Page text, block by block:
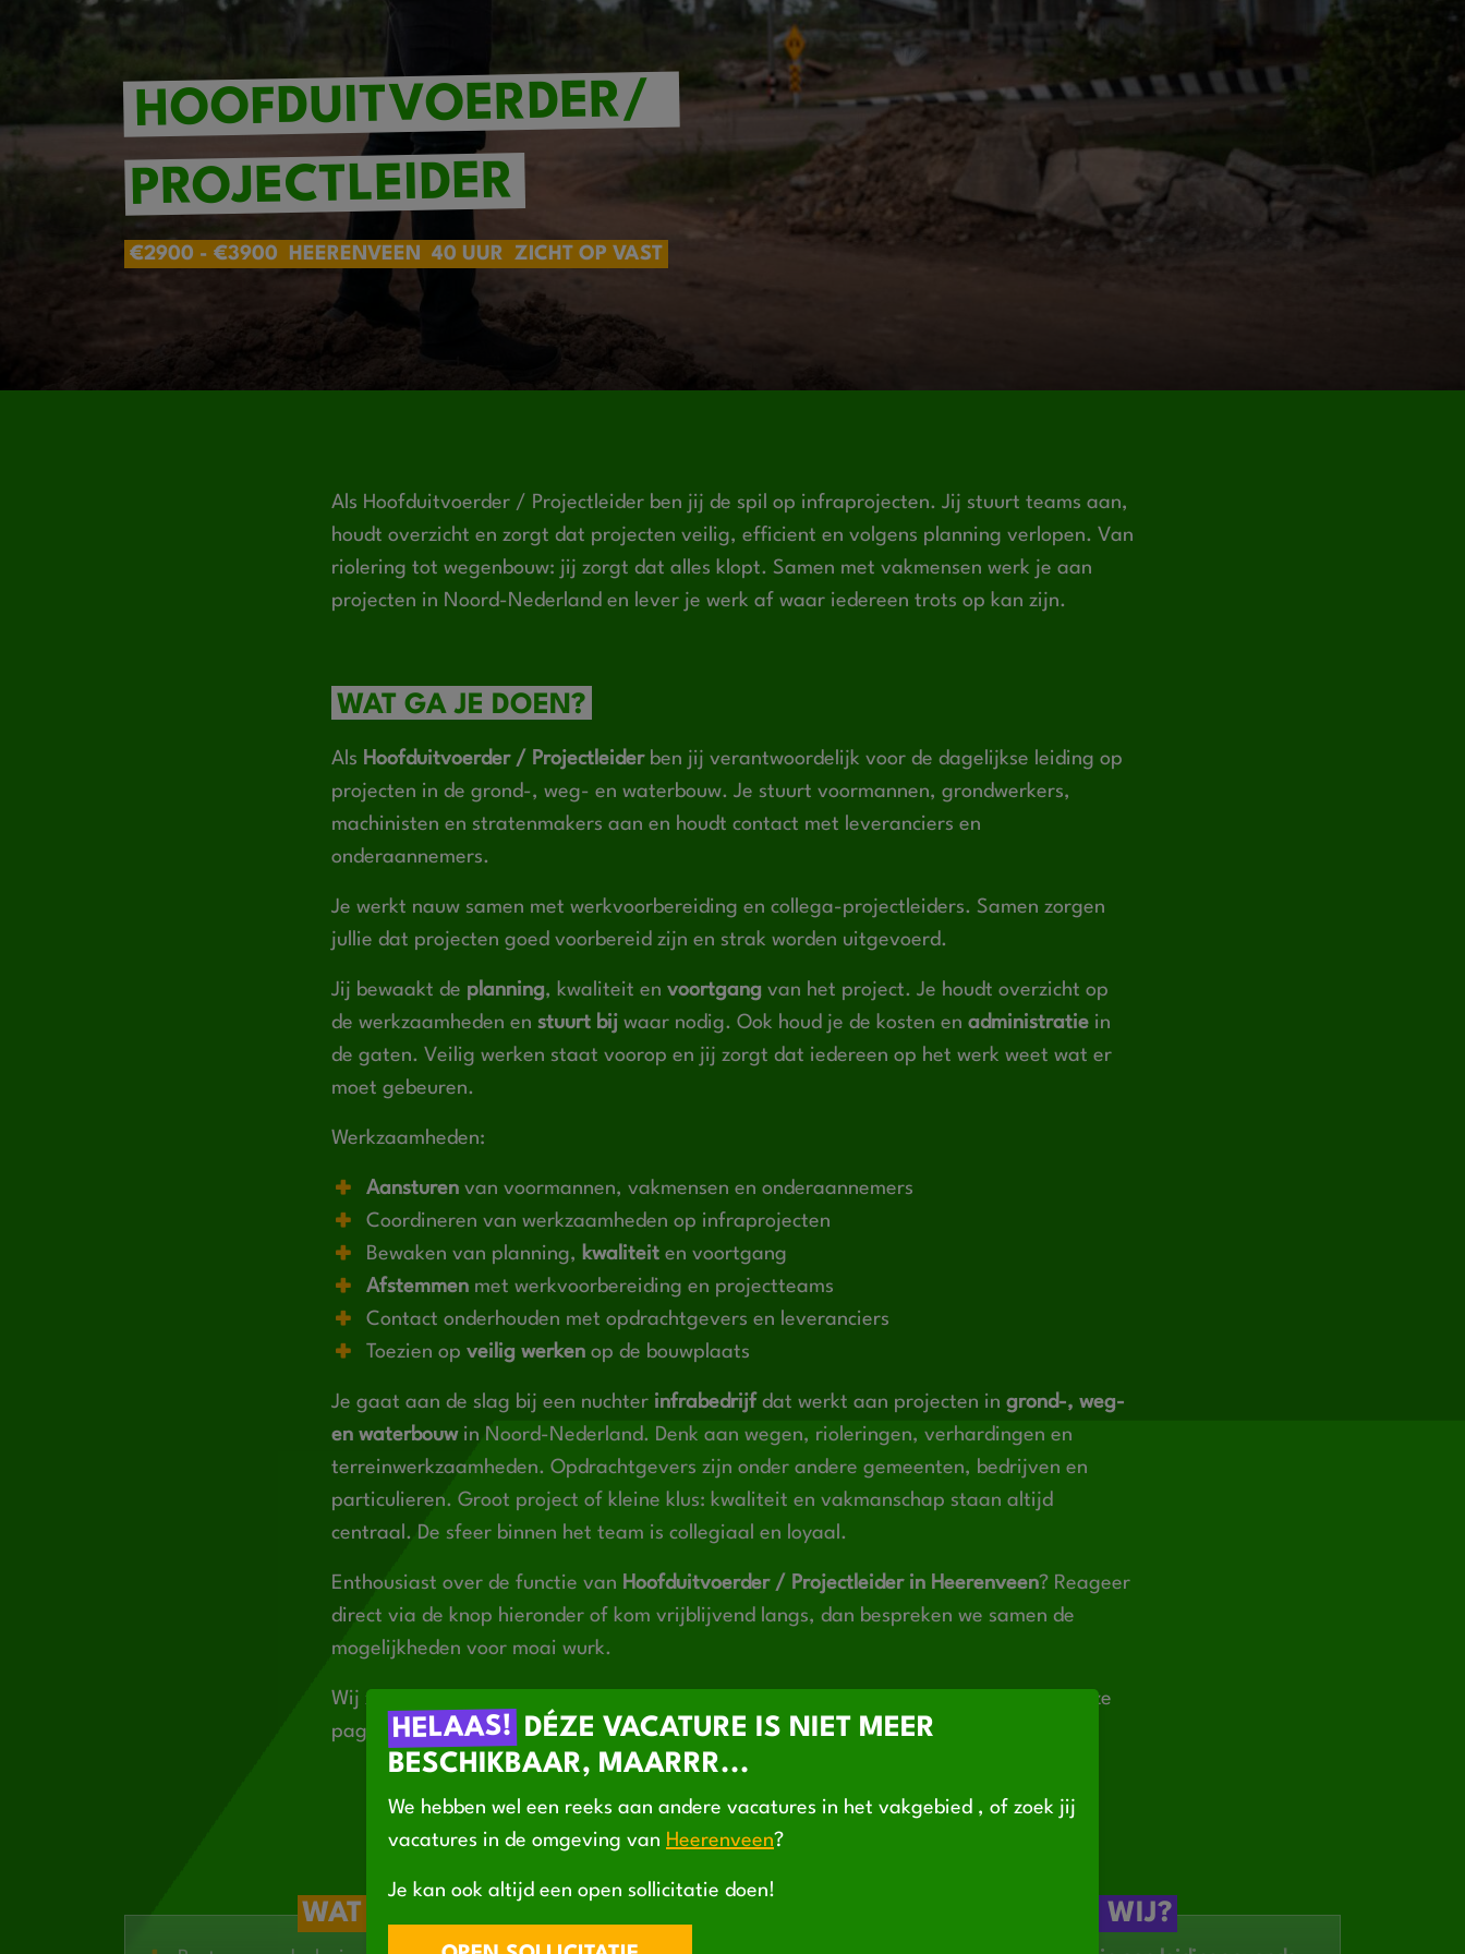
HOOFDUITVOERDER/
PROJECTLEIDER
€2900 - €3900 HEERENVEEN 40 UUR ZICHT OP VAST
Als Hoofduitvoerder / Projectleider ben jij de spil op infraprojecten. Jij stuurt teams aan,
houdt overzicht en zorgt dat projecten veilig, efficient en volgens planning verlopen. Van
riolering tot wegenbouw: jij zorgt dat alles klopt. Samen met vakmensen werk je aan
projecten in Noord-Nederland en lever je werk af waar iedereen trots op kan zijn.
WAT GA JE DOEN?
Als Hoofduitvoerder / Projectleiderben jij verantwoordelijk voor de dagelijkse leiding op
projecten in de grond-, weg- en waterbouw. Je stuurt voormannen, grondwerkers,
machinisten en stratenmakers aan en houdt contact met leveranciers en
onderaannemers.
Je werkt nauw samen met werkvoorbereiding en collega-projectleiders. Samen zorgen
jullie dat projecten goed voorbereid zijn en strak worden uitgevoerd.
Jij bewaakt de planning, kwaliteit en voortgang van het project. Je houdt overzicht op
de werkzaamheden en stuurt bij waar nodig. Ook houd je de kosten en administratie in
de gaten. Veilig werken staat voorop en jij zorgt dat iedereen op het werk weet wat er
moet gebeuren.
Werkzaamheden:
Aansturen van voormannen, vakmensen en onderaannemers
Coordineren van werkzaamheden op infraprojecten
Bewaken van planning, kwaliteit en voortgang
Afstemmen met werkvoorbereiding en projectteams
Contact onderhouden met opdrachtgevers en leveranciers
Toezien op veilig werken op de bouwplaats
Je gaat aan de slag bij een nuchter infrabedrijf dat werkt aan projecten in grond-, weg-
en waterbouwin Noord-Nederland. Denk aan wegen, rioleringen, verhardingen en
terreinwerkzaamheden. Opdrachtgevers zijn onder andere gemeenten, bedrijven en
particulieren. Groot project of kleine klus: kwaliteit en vakmanschap staan altijd
centraal. De sfeer binnen het team is collegiaal en loyaal.
Enthousiast over de functie van Hoofduitvoerder / Projectleider in Heerenveen? Reageer
direct via de knop hieronder of kom vrijblijvend langs, dan bespreken we samen de
mogelijkheden voor moai wurk.
Wij zijn (handels-)agent van Jigler B.V., meer informatie hierover staat onderaan deze
pagina.
WAT BIEDEN WIJ? WAT VRAGEN WIJ?
HELAAS! DÉZE VACATURE IS NIET MEER
BESCHIKBAAR, MAARRR...
We hebben wel een reeks aan andere vacatures in het vakgebied , of zoek jij
vacatures in de omgeving van Heerenveen?
Je kan ook altijd een open sollicitatie doen!